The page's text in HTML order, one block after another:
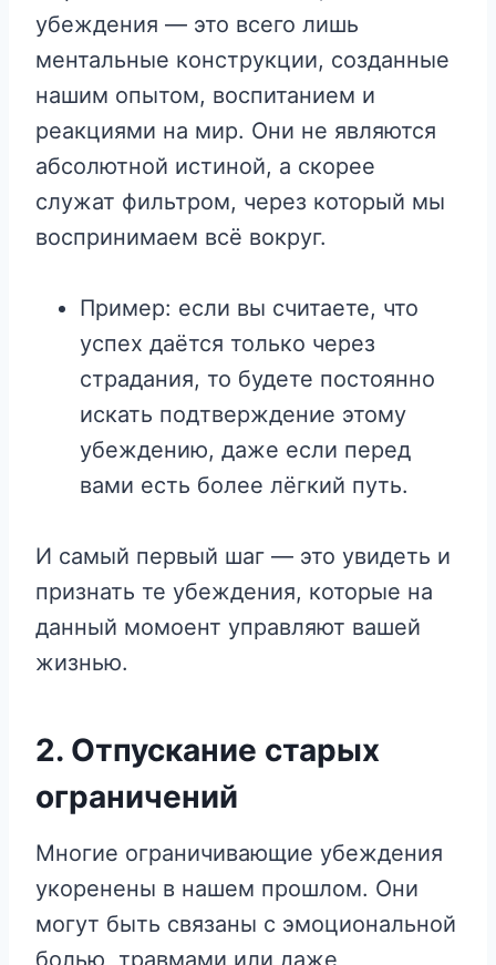
убеждения — это всего лишь
ментальные конструкции, созданные
нашим опытом, воспитанием и
реакциями на мир. Они не являются
абсолютной истиной, а скорее
служат фильтром, через который мы
воспринимаем всё вокруг.
Пример: если вы считаете, что
успех даётся только через
страдания, то будете постоянно
искать подтверждение этому
убеждению, даже если перед
вами есть более лёгкий путь.
И самый первый шаг — это увидеть и
признать те убеждения, которые на
данный момоент управляют вашей
жизнью.
2. Отпускание старых
ограничений
Многие ограничивающие убеждения
укоренены в нашем прошлом. Они
могут быть связаны с эмоциональной
болью, травмами или даже